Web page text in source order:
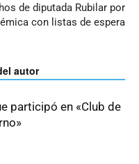
de diputada Rubilar por
con listas de espera
autor
participó en «Club de